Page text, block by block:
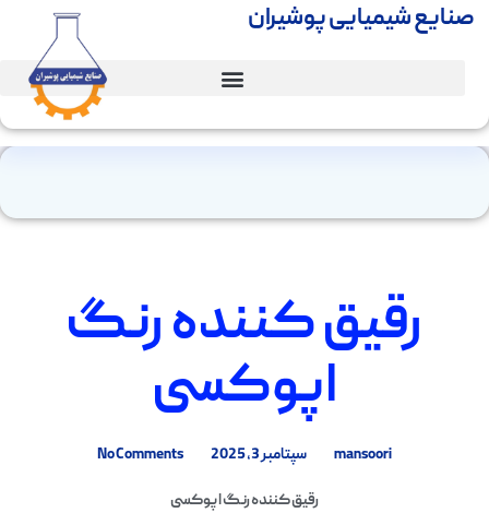
صنایع شیمیایی پوشیران
رقیق کننده رنگ
اپوکسی
mansoori سپتامبر 3, 2025 No Comments
رقیق کننده رنگ اپوکسی